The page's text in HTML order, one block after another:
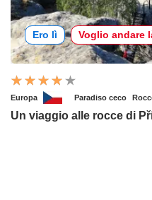
Ero lì Voglio andare
Europa Paradiso ceco
Un viaggio alle rocce di